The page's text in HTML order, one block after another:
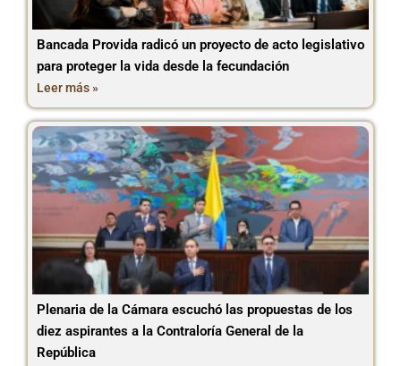
Bancada Provida radicó un proyecto de acto legislativo
para proteger la vida desde la fecundación
Leer más »
Plenaria de la Cámara escuchó las propuestas de los
diez aspirantes a la Contraloría General de la
República